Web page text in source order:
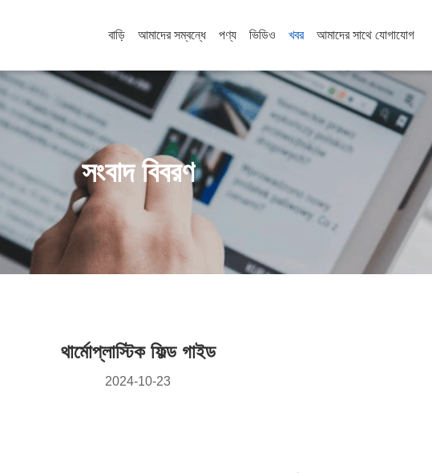
বাড়ি আমাদের সম্বন্ধে পণ্য ভিডিও খবর আমাদের সাথে যোগাযোগ
সংবাদ বিবরণ
থার্মোপ্লাস্টিক ফিল্ড গাইড
2024-10-23